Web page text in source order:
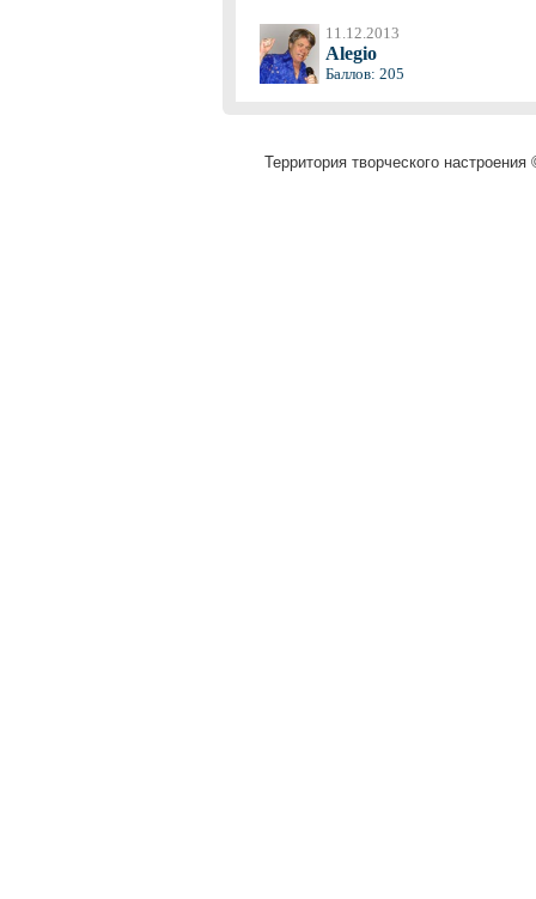
11.12.2013
Alegio
Баллов: 205
Территория творческого